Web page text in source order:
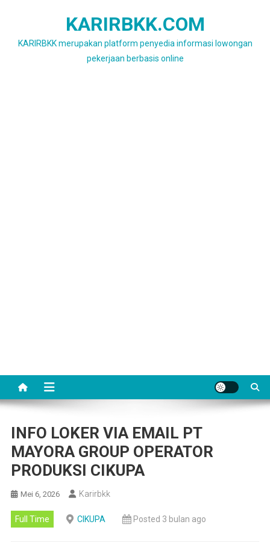
KARIRBKK.COM
KARIRBKK merupakan platform penyedia informasi lowongan
pekerjaan berbasis online
INFO LOKER VIA EMAIL PT
MAYORA GROUP OPERATOR
PRODUKSI CIKUPA
Mei 6, 2026 Karirbkk
Full Time CIKUPA Posted 3 bulan ago